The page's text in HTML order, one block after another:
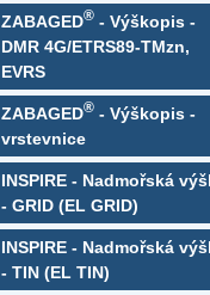
ZABAGED® - Výškopis -
DMR 4G/ETRS89-TMzn,
EVRS
ZABAGED® - Výškopis -
vrstevnice
INSPIRE - Nadmořská
- GRID (EL GRID)
INSPIRE - Nadmořská
- TIN (EL TIN)